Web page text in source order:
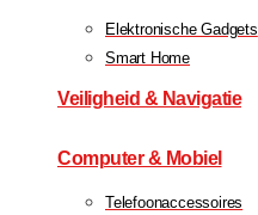
Elektronische Gadgets
Smart Home
Veiligheid & Navigatie
Computer & Mobiel
Telefoonaccessoires